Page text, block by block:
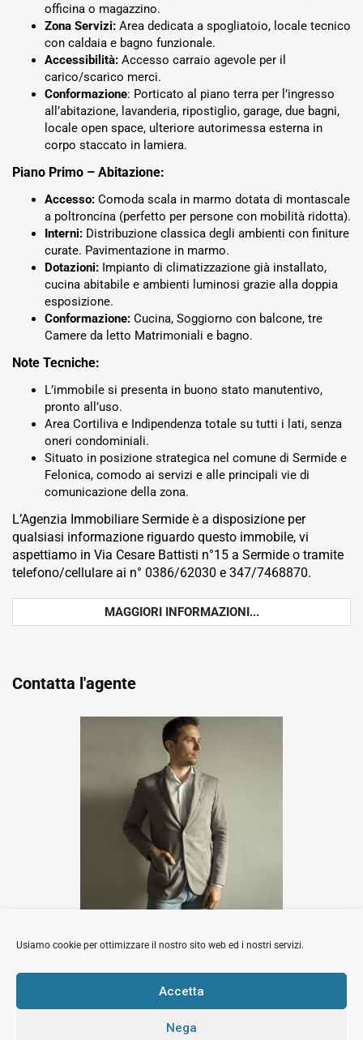
Usiamo cookie per ottimizzare il nostro sito web ed i nostri servizi.
Accetta
Nega
officina o magazzino.
Zona Servizi: Area dedicata a spogliatoio, locale tecnico
con caldaia e bagno funzionale.
Accessibilità: Accesso carraio agevole per il
carico/scarico merci.
Conformazione: Porticato al piano terra per l’ingresso
all’abitazione, lavanderia, ripostiglio, garage, due bagni,
locale open space, ulteriore autorimessa esterna in
corpo staccato in lamiera.
Piano Primo – Abitazione:
Accesso: Comoda scala in marmo dotata di montascale
a poltroncina (perfetto per persone con mobilità ridotta).
Interni: Distribuzione classica degli ambienti con finiture
curate. Pavimentazione in marmo.
Dotazioni: Impianto di climatizzazione già installato,
cucina abitabile e ambienti luminosi grazie alla doppia
esposizione.
Conformazione: Cucina, Soggiorno con balcone, tre
Camere da letto Matrimoniali e bagno.
Note Tecniche:
L’immobile si presenta in buono stato manutentivo,
pronto all’uso.
Area Cortiliva e Indipendenza totale su tutti i lati, senza
oneri condominiali.
Situato in posizione strategica nel comune di Sermide e
Felonica, comodo ai servizi e alle principali vie di
comunicazione della zona.
L’Agenzia Immobiliare Sermide è a disposizione per
qualsiasi informazione riguardo questo immobile, vi
aspettiamo in Via Cesare Battisti n°15 a Sermide o tramite
telefono/cellulare ai n° 0386/62030 e 347/7468870.
MAGGIORI INFORMAZIONI...
Contatta l'agente
Luca Barbi
Contatta l'agente